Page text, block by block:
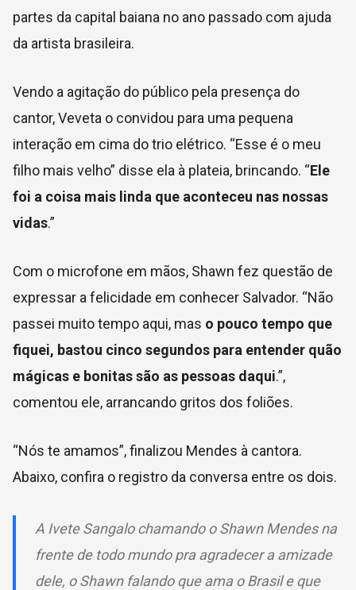
partes da capital baiana no ano passado com ajuda
da artista brasileira.
Vendo a agitação do público pela presença do
cantor, Veveta o convidou para uma pequena
interação em cima do trio elétrico. “Esse é o meu
filho mais velho” disse ela à plateia, brincando. “Ele
foi a coisa mais linda que aconteceu nas nossas
vidas.”
Com o microfone em mãos, Shawn fez questão de
expressar a felicidade em conhecer Salvador. “Não
passei muito tempo aqui, mas o pouco tempo que
fiquei, bastou cinco segundos para entender quão
mágicas e bonitas são as pessoas daqui.”,
comentou ele, arrancando gritos dos foliões.
“Nós te amamos”, finalizou Mendes à cantora.
Abaixo, confira o registro da conversa entre os dois.
A Ivete Sangalo chamando o Shawn Mendes na
frente de todo mundo pra agradecer a amizade
dele, o Shawn falando que ama o Brasil e que